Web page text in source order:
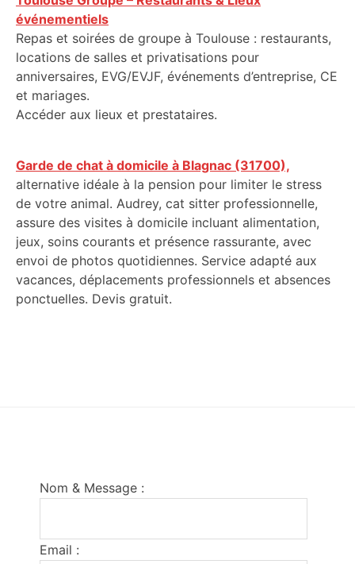
événementiels
Repas et soirées de groupe à Toulouse : restaurants,
locations de salles et privatisations pour
anniversaires, EVG/EVJF, événements d’entreprise, CE
et mariages.
Accéder aux lieux et prestataires.
Garde de chat à domicile à Blagnac (31700),
alternative idéale à la pension pour limiter le stress
de votre animal. Audrey, cat sitter professionnelle,
assure des visites à domicile incluant alimentation,
jeux, soins courants et présence rassurante, avec
envoi de photos quotidiennes. Service adapté aux
vacances, déplacements professionnels et absences
ponctuelles. Devis gratuit.
Nom & Message :
Email :